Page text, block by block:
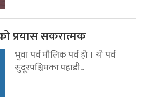
प्रयास सकरात्मक
भुवा पर्व मौलिक पर्व हो । यो पर्व
सुदूरपश्चिमका पहाडी...